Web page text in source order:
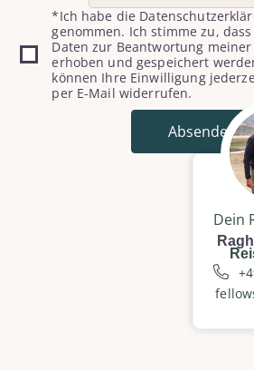
*Ich habe die
genommen. Ich stimme zu,
Daten zur Beantwortung
erhoben und gespeichert
können Ihre Einwilligung
per E-Mail widerrufen.
Absenden
Dein